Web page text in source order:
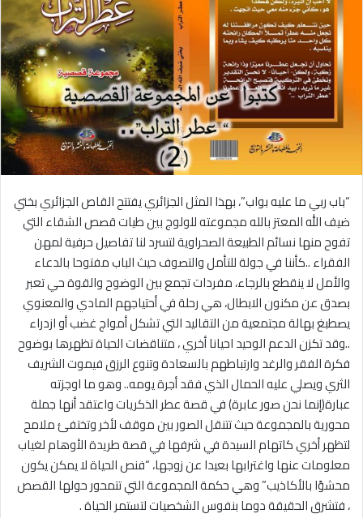
“باب ربي ما عليه بواب”، بهذا المثل الجزائري يفتتح القاص الجزائري بختي
ضيف الله المعتز بالله مجموعته للولوج بين طيات قصص الشقاء التي
تفوح منها نسائم الطبيعة الصحراوية لتسرد لنا تفاصيل حرفية لمهن
الفقراء ..كأننا في جولة للتأمل والتصوف حيث الباب مفتوحا بالدعاء
والأمل لا ينقطع بالرجاء، مفردات تجمع بين الوضوح والقوة حي تعبر
بصدق عن مكنون الابطال، هي رحلة في أحتياجهم المادي والمعنوي
يصطبغ بهالة مجتمعية من التقاليد التي تشكل أمواج غضب أو ازدراء
..وقد تكزن الدعم الوحيد احيانا أخري ، متناقضات الحياة تظهرها بوضوح
فكرة الفقر والرغد وارتباطهم بالسعادة وتنوع الرزق فيموت الشريف
الثري ويصلي عليه الحمال الذي فقد أجرة يومه.. وهو ما اوجزته
عبارة(إنما نحن صور عابرة) في قصة عطر الذكريات واعتقد أنها جملة
محورية بالمجموعة حيث تتنقل الصور بين موقف لأخر وتختفئ ملامح
لتظهر أخري كاتهام السيدة في شرفها في قصة طريدة الأوهام لغياب
معلومات عنها واغترابها بعيدا عن زوجها، “فنص الحياة لا يمكن يكون
محشوًا بالأكاذيب” وهي حكمة المجموعة التي تتمحور حولها القصص
، فتشرق الحقيقة دوما بنفوس الشخصيات لتستمر الحياة .